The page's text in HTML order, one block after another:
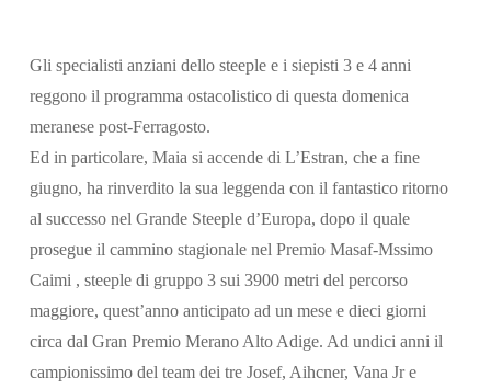
Cerca
Gli specialisti anziani dello steeple e i siepisti 3 e 4 anni
reggono il programma ostacolistico di questa domenica
meranese post-Ferragosto.
Ed in particolare, Maia si accende di L’Estran, che a fine
giugno, ha rinverdito la sua leggenda con il fantastico ritorno
al successo nel Grande Steeple d’Europa, dopo il quale
prosegue il cammino stagionale nel Premio Masaf-Mssimo
Caimi , steeple di gruppo 3 sui 3900 metri del percorso
maggiore, quest’anno anticipato ad un mese e dieci giorni
circa dal Gran Premio Merano Alto Adige. Ad undici anni il
campionissimo del team dei tre Josef, Aihcner, Vana Jr e